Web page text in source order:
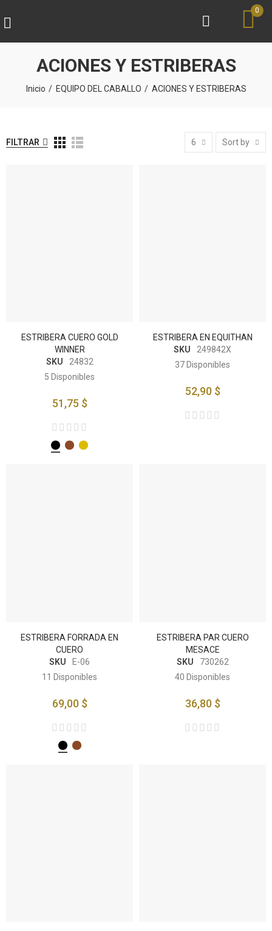
0
ACIONES Y ESTRIBERAS
Inicio EQUIPO DEL CABALLO ACIONES Y ESTRIBERAS
FILTRAR 6 Sort by
ESTRIBERA CUERO GOLD
WINNER
SKU
24832
5 Disponibles
51,75 $
ESTRIBERA EN EQUITHAN
SKU
249842X
37 Disponibles
52,90 $
ESTRIBERA FORRADA EN
CUERO
SKU
E-06
11 Disponibles
69,00 $
ESTRIBERA PAR CUERO
MESACE
SKU
730262
40 Disponibles
36,80 $